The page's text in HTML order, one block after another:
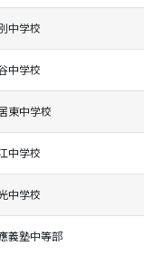
中学校
中学校
東中学校
中学校
中学校
義塾中等部